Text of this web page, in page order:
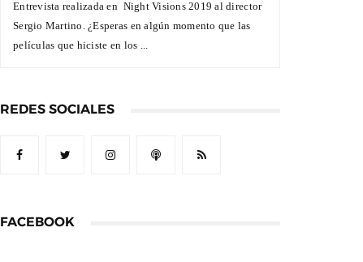
Entrevista realizada en Night Visions 2019 al director
Sergio Martino. ¿Esperas en algún momento que las
películas que hiciste en los ...
REDES SOCIALES
FACEBOOK